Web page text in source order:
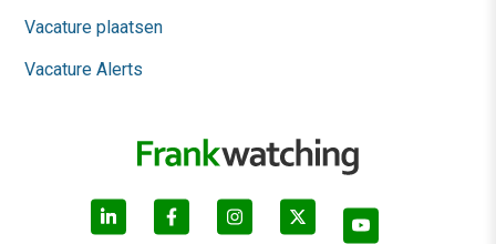
Vacature plaatsen
Vacature Alerts